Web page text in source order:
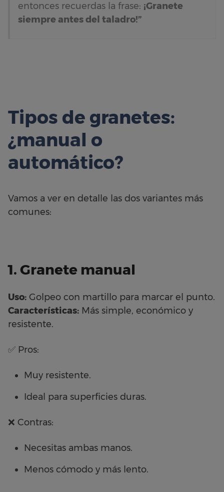
entonces recuerdas la frase: ¡Granete
siempre antes del taladro!”
Tipos de granetes:
¿manual o
automático?
Vamos a ver en detalle las dos variantes más
comunes:
1. Granete manual
Uso: Golpeo con martillo para marcar el punto.
Características: Más simple, económico y
resistente.
✅ Pros:
Muy resistente.
Ideal para superficies duras.
❌ Contras:
Necesitas ambas manos.
Menos cómodo y más lento.